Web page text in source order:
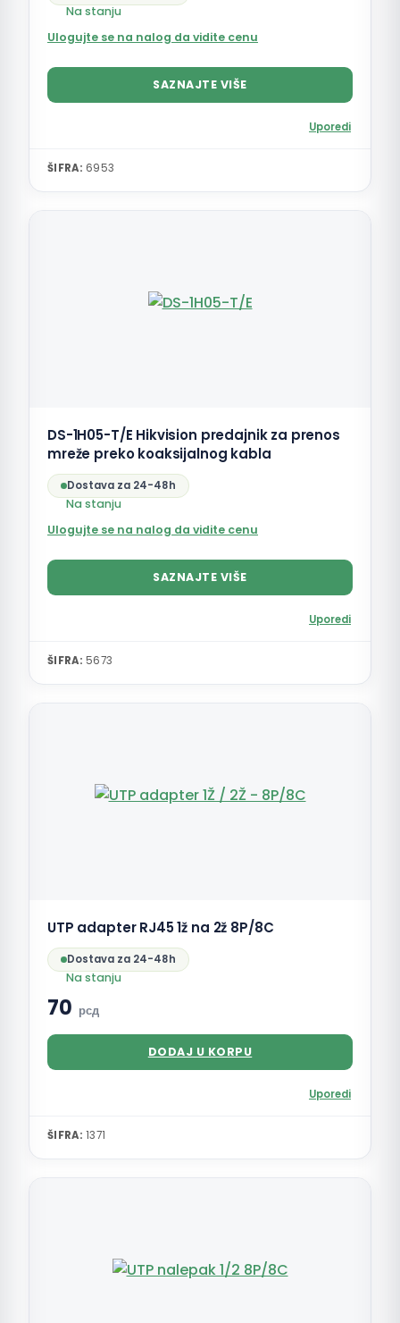
Na stanju
Ulogujte se na nalog da vidite cenu
SAZNAJTE VIŠE
Uporedi
ŠIFRA: 6953
DS-1H05-T/E Hikvision predajnik za prenos
mreže preko koaksijalnog kabla
Dostava za 24-48h
Na stanju
Ulogujte se na nalog da vidite cenu
SAZNAJTE VIŠE
Uporedi
ŠIFRA: 5673
UTP adapter RJ45 1ž na 2ž 8P/8C
Dostava za 24-48h
Na stanju
70 рсд
DODAJ U KORPU
Uporedi
ŠIFRA: 1371